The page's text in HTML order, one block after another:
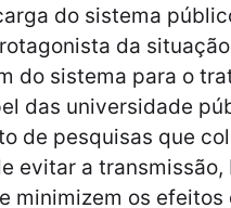
do sistema
da
do sistema para o
das universidade
de pesquisas que
evitar a
minimizem os efeitos